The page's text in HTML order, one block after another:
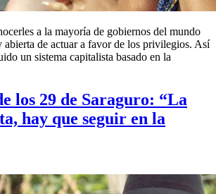
a la mayoría de gobiernos del mundo
abierta de actuar a favor de los privilegios. Así
un sistema capitalista basado en la
los 29 de Saraguro: “La
hay que seguir en la